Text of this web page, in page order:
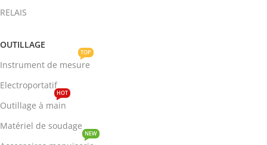
RELAIS
OUTILLAGE
Instrument de mesure
TOP
Electroportatif
Outillage à main
HOT
Matériel de soudage
NEW